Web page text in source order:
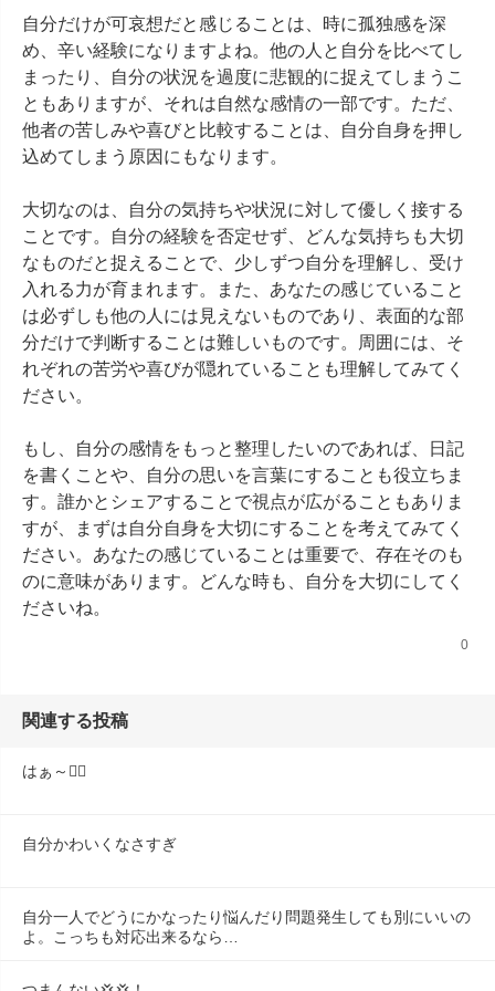
自分だけが可哀想だと感じることは、時に孤独感を深
め、辛い経験になりますよね。他の人と自分を比べてし
まったり、自分の状況を過度に悲観的に捉えてしまうこ
ともありますが、それは自然な感情の一部です。ただ、
他者の苦しみや喜びと比較することは、自分自身を押し
込めてしまう原因にもなります。
大切なのは、自分の気持ちや状況に対して優しく接する
ことです。自分の経験を否定せず、どんな気持ちも大切
なものだと捉えることで、少しずつ自分を理解し、受け
入れる力が育まれます。また、あなたの感じていること
は必ずしも他の人には見えないものであり、表面的な部
分だけで判断することは難しいものです。周囲には、そ
れぞれの苦労や喜びが隠れていることも理解してみてく
ださい。
もし、自分の感情をもっと整理したいのであれば、日記
を書くことや、自分の思いを言葉にすることも役立ちま
す。誰かとシェアすることで視点が広がることもありま
すが、まずは自分自身を大切にすることを考えてみてく
ださい。あなたの感じていることは重要で、存在そのも
のに意味があります。どんな時も、自分を大切にしてく
ださいね。
0
関連する投稿
はぁ～😮‍💨
自分かわいくなさすぎ
自分一人でどうにかなったり悩んだり問題発生しても別にいいの
よ。こっちも対応出来るなら…